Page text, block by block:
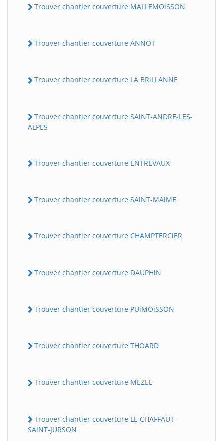
Trouver chantier couverture MALLEMOiSSON
Trouver chantier couverture ANNOT
Trouver chantier couverture LA BRiLLANNE
Trouver chantier couverture SAiNT-ANDRE-LES-
ALPES
Trouver chantier couverture ENTREVAUX
Trouver chantier couverture SAiNT-MAiME
Trouver chantier couverture CHAMPTERCiER
Trouver chantier couverture DAUPHiN
Trouver chantier couverture PUiMOiSSON
Trouver chantier couverture THOARD
Trouver chantier couverture MEZEL
Trouver chantier couverture LE CHAFFAUT-
SAiNT-JURSON